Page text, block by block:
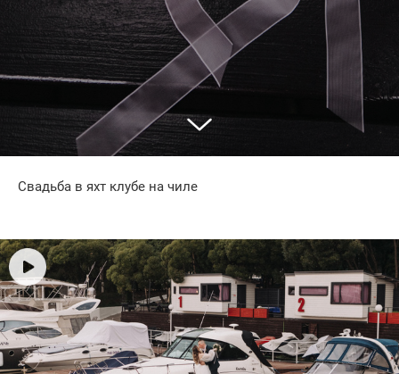
Свадьба в яхт клубе на чиле